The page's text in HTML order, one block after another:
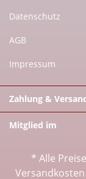
Datenschutz
AGB
Impressum
Zahlung &
Mitglied im
* Alle
Versandkosten